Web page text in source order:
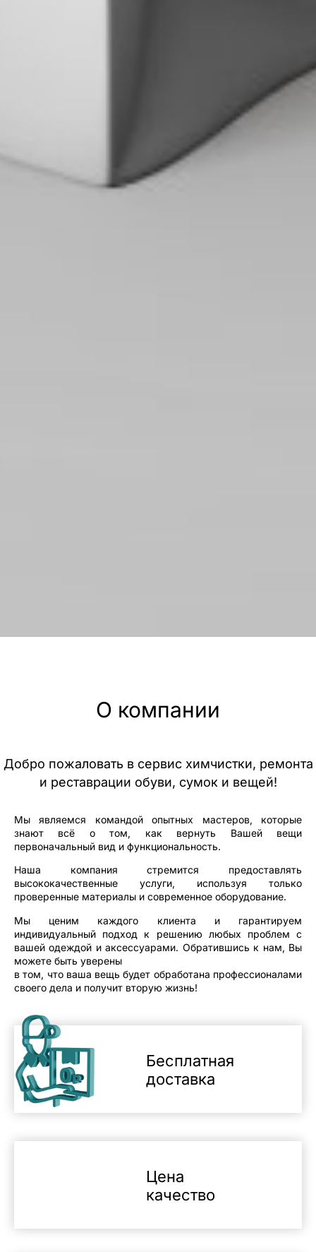
О компании
Добро пожаловать в сервис химчистки, ремонта
и реставрации обуви, сумок и вещей!
Мы являемся командой опытных мастеров, которые
знают всё о том, как вернуть Вашей вещи
первоначальный вид и функциональность.
Наша компания стремится предоставлять
высококачественные услуги, используя только
проверенные материалы и современное оборудование.
Мы ценим каждого клиента и гарантируем
индивидуальный подход к решению любых проблем с
вашей одеждой и аксессуарами. Обратившись к нам, Вы
можете быть уверены
в том, что ваша вещь будет обработана профессионалами
своего дела и получит вторую жизнь!
Бесплатная
доставка
Цена
качество